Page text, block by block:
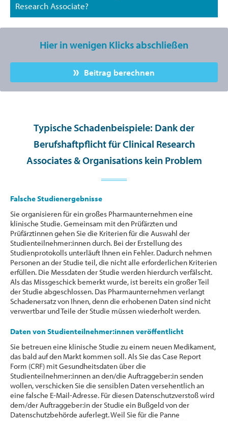
Research Associate?
Hier in wenigen Klicks abschließen
Beitrag berechnen
Typische Schadenbeispiele: Dank der
Berufshaftpflicht für Clinical Research
Associates & Organisations kein Problem
Falsche Studienergebnisse
Sie organisieren für ein großes Pharmaunternehmen eine
klinische Studie. Gemeinsam mit den Prüfärzten und
Prüfärztinnen gehen Sie die Kriterien für die Auswahl der
Studienteilnehmer:innen durch. Bei der Erstellung des
Studienprotokolls unterläuft Ihnen ein Fehler. Dadurch nehmen
Personen an der Studie teil, die nicht alle erforderlichen Kriterien
erfüllen. Die Messdaten der Studie werden hierdurch verfälscht.
Als das Missgeschick bemerkt wurde, ist bereits ein großer Teil
der Studie abgeschlossen. Das Pharmaunternehmen verlangt
Schadenersatz von Ihnen, denn die erhobenen Daten sind nicht
verwertbar und Teile der Studie müssen wiederholt werden.
Daten von Studienteilnehmer:innen veröffentlicht
Sie betreuen eine klinische Studie zu einem neuen Medikament,
das bald auf den Markt kommen soll. Als Sie das Case Report
Form (CRF) mit Gesundheitsdaten über die
Studienteilnehmer:innen an den/die Auftraggeber:in senden
wollen, verschicken Sie die sensiblen Daten versehentlich an
eine falsche E-Mail-Adresse. Für diesen Datenschutzverstoß wird
dem/der Auftraggeber:in der Studie ein Bußgeld von der
Datenschutzbehörde auferlegt. Weil Sie für die Panne